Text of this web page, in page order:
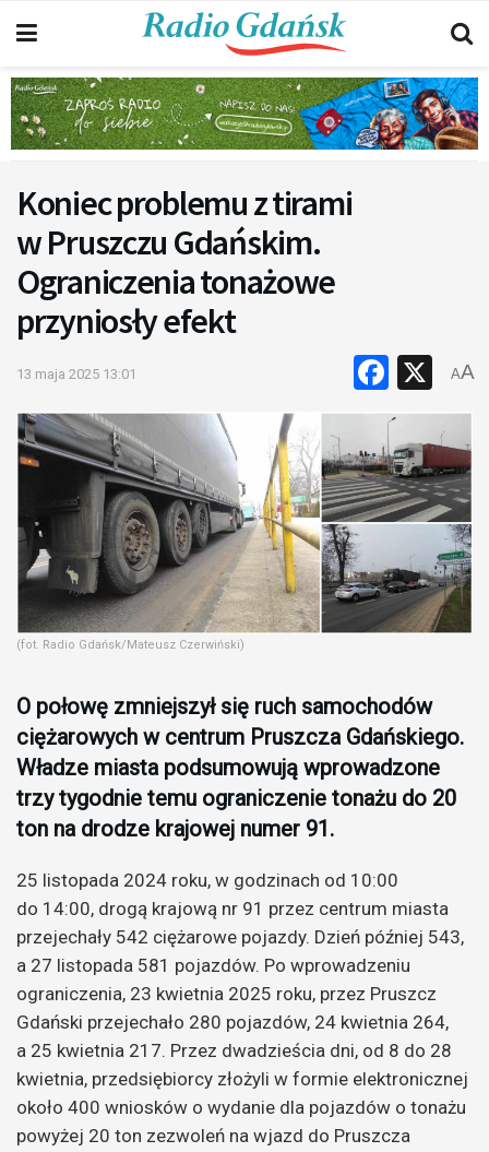
Koniec problemu z tirami
w Pruszczu Gdańskim.
Ograniczenia tonażowe
przyniosły efekt
13 maja 2025 13:01 X
AA
(fot. Radio Gdańsk/Mateusz Czerwiński)
O połowę zmniejszył się ruch samochodów
ciężarowych w centrum Pruszcza Gdańskiego.
Władze miasta podsumowują wprowadzone
trzy tygodnie temu ograniczenie tonażu do 20
ton na drodze krajowej numer 91.
25 listopada 2024 roku, w godzinach od 10:00
do 14:00, drogą krajową nr 91 przez centrum miasta
przejechały 542 ciężarowe pojazdy. Dzień później 543,
a 27 listopada 581 pojazdów. Po wprowadzeniu
ograniczenia, 23 kwietnia 2025 roku, przez Pruszcz
Gdański przejechało 280 pojazdów, 24 kwietnia 264,
a 25 kwietnia 217. Przez dwadzieścia dni, od 8 do 28
kwietnia, przedsiębiorcy złożyli w formie elektronicznej
około 400 wniosków o wydanie dla pojazdów o tonażu
powyżej 20 ton zezwoleń na wjazd do Pruszcza